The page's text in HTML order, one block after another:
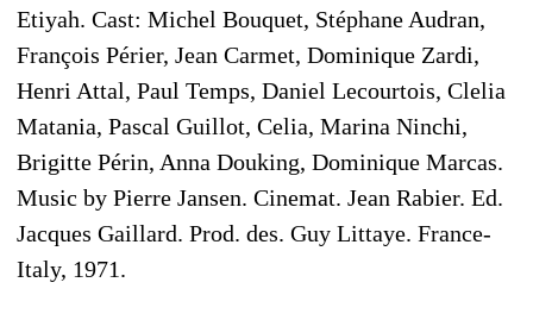
Etiyah. Cast: Michel Bouquet, Stéphane Audran,
François Périer, Jean Carmet, Dominique Zardi,
Henri Attal, Paul Temps, Daniel Lecourtois, Clelia
Matania, Pascal Guillot, Celia, Marina Ninchi,
Brigitte Périn, Anna Douking, Dominique Marcas.
Music by Pierre Jansen. Cinemat. Jean Rabier. Ed.
Jacques Gaillard. Prod. des. Guy Littaye. France-
Italy, 1971.